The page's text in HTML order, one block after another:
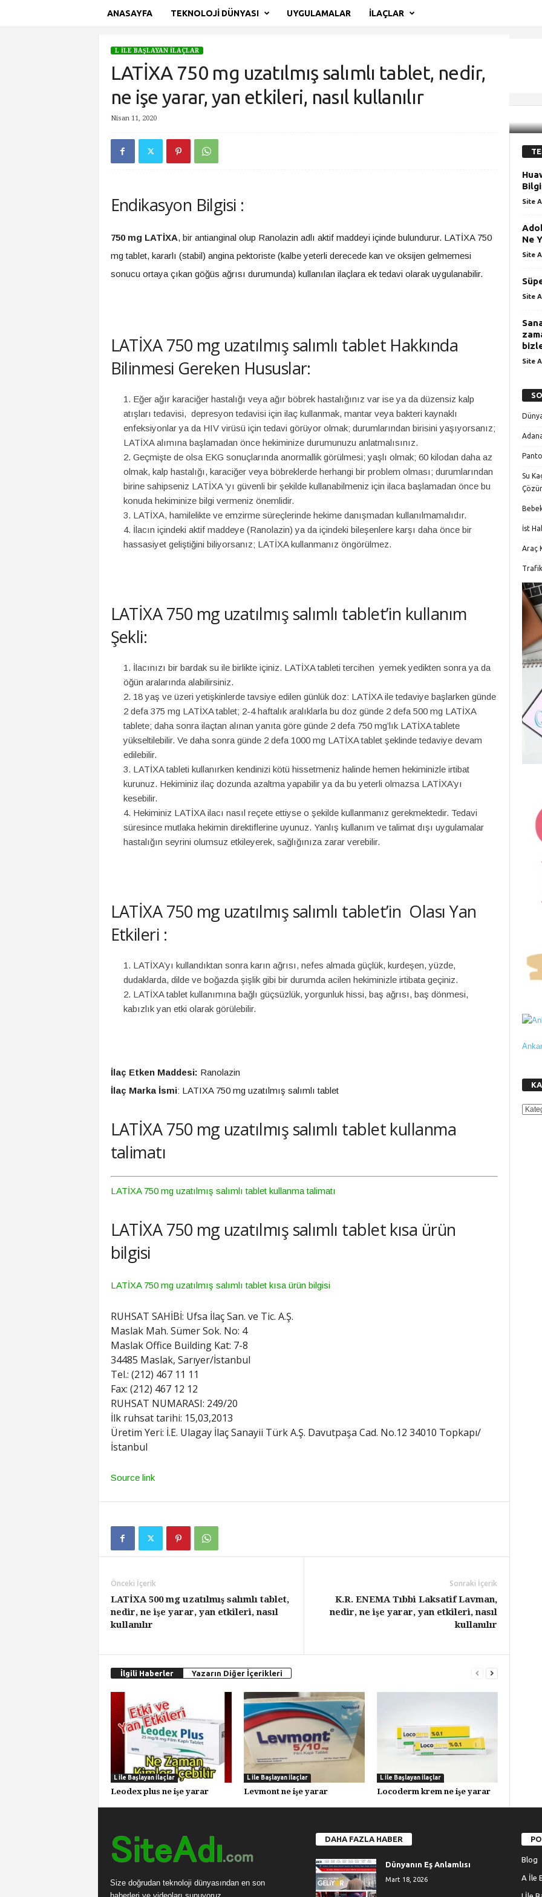
ANASAYFA TEKNOLOJI DÜNYASI UYGULAMALAR İLAÇLAR
Ana Sayfa L İle Başlayan İlaçlar
L İLE BAŞLAYAN İLAÇLAR
LATİXA 750 mg uzatılmış salımlı tablet, nedir,
ne işe yarar, yan etkileri, nasıl kullanılır
Nisan 11, 2020
Endikasyon Bilgisi :
750 mg LATİXA, bir antianginal olup Ranolazin adlı aktif maddeyi içinde bulundurur. LATİXA 750
mg tablet, kararlı (stabil) angina pektoriste (kalbe yeterli derecede kan ve oksijen gelmemesi
sonucu ortaya çıkan göğüs ağrısı durumunda) kullanılan ilaçlara ek tedavi olarak uygulanabilir.
LATİXA 750 mg uzatılmış salımlı tablet Hakkında
Bilinmesi Gereken Hususlar:
Eğer ağır karaciğer hastalığı veya ağır böbrek hastalığınız var ise ya da düzensiz kalp
atışları tedavisi, depresyon tedavisi için ilaç kullanmak, mantar veya bakteri kaynaklı
enfeksiyonlar ya da HIV virüsü için tedavi görüyor olmak; durumlarından birisini yaşıyorsanız;
LATİXA alımına başlamadan önce hekiminize durumunuzu anlatmalısınız.
Geçmişte de olsa EKG sonuçlarında anormallik görülmesi; yaşlı olmak; 60 kilodan daha az
olmak, kalp hastalığı, karaciğer veya böbreklerde herhangi bir problem olması; durumlarından
birine sahipseniz LATİXA ‘yı güvenli bir şekilde kullanabilmeniz için ilaca başlamadan önce bu
konuda hekiminize bilgi vermeniz önemlidir.
LATİXA, hamilelikte ve emzirme süreçlerinde hekime danışmadan kullanılmamalıdır.
İlacın içindeki aktif maddeye (Ranolazin) ya da içindeki bileşenlere karşı daha önce bir
hassasiyet geliştiğini biliyorsanız; LATİXA kullanmanız öngörülmez.
LATİXA 750 mg uzatılmış salımlı tablet’in kullanım
Şekli:
İlacınızı bir bardak su ile birlikte içiniz. LATİXA tableti tercihen yemek yedikten sonra ya da
öğün aralarında alabilirsiniz.
18 yaş ve üzeri yetişkinlerde tavsiye edilen günlük doz: LATİXA ile tedaviye başlarken günde
2 defa 375 mg LATİXA tablet; 2-4 haftalık aralıklarla bu doz günde 2 defa 500 mg LATİXA
tablete; daha sonra ilaçtan alınan yanıta göre günde 2 defa 750 mg’lık LATİXA tablete
yükseltilebilir. Ve daha sonra günde 2 defa 1000 mg LATİXA tablet şeklinde tedaviye devam
edilebilir.
LATİXA tableti kullanırken kendinizi kötü hissetmeniz halinde hemen hekiminizle irtibat
kurunuz. Hekiminiz ilaç dozunda azaltma yapabilir ya da bu yeterli olmazsa LATİXA’yı
kesebilir.
Hekiminiz LATİXA ilacı nasıl reçete ettiyse o şekilde kullanmanız gerekmektedir. Tedavi
süresince mutlaka hekimin direktiflerine uyunuz. Yanlış kullanım ve talimat dışı uygulamalar
hastalığın seyrini olumsuz etkileyerek, sağlığınıza zarar verebilir.
LATİXA 750 mg uzatılmış salımlı tablet’in Olası Yan
Etkileri :
LATİXA’yı kullandıktan sonra karın ağrısı, nefes almada güçlük, kurdeşen, yüzde,
dudaklarda, dilde ve boğazda şişlik gibi bir durumda acilen hekiminizle irtibata geçiniz.
LATİXA tablet kullanımına bağlı güçsüzlük, yorgunluk hissi, baş ağrısı, baş dönmesi,
kabızlık yan etki olarak görülebilir.
İlaç Etken Maddesi: Ranolazin
İlaç Marka İsmi: LATIXA 750 mg uzatılmış salımlı tablet
LATİXA 750 mg uzatılmış salımlı tablet kullanma
talimatı
LATİXA 750 mg uzatılmış salımlı tablet kullanma talimatı
LATİXA 750 mg uzatılmış salımlı tablet kısa ürün
bilgisi
LATİXA 750 mg uzatılmış salımlı tablet kısa ürün bilgisi
RUHSAT SAHİBİ: Ufsa İlaç San. ve Tic. A.Ş.
Maslak Mah. Sümer Sok. No: 4
Maslak Office Building Kat: 7-8
34485 Maslak, Sarıyer/İstanbul
Tel.: (212) 467 11 11
Fax: (212) 467 12 12
RUHSAT NUMARASI: 249/20
İlk ruhsat tarihi: 15,03,2013
Üretim Yeri: İ.E. Ulagay İlaç Sanayii Türk A.Ş. Davutpaşa Cad. No.12 34010 Topkapı/
İstanbul
Source link
Önceki İçerik
LATİXA 500 mg uzatılmış salımlı tablet,
nedir, ne işe yarar, yan etkileri, nasıl
kullanılır
Sonraki İçerik
K.R. ENEMA Tıbbi Laksatif Lavman,
nedir, ne işe yarar, yan etkileri, nasıl
kullanılır
İlgili Haberler Yazarın Diğer İçerikleri
L İle Başlayan İlaçlar
Leodex plus ne işe yarar
L İle Başlayan İlaçlar
Levmont ne işe yarar
L İle Başlayan İlaçlar
Locoderm krem ne işe yarar
Site
Ne
Site
Site
Site
Su
İst
Araç
Size doğrudan teknoloji dünyasından en son
haberleri ve videoları sunuyoruz.
DAHA FAZLA HABER
Dünyanın Eş Anlamlısı
Mart 18, 2026
Blog
A İle